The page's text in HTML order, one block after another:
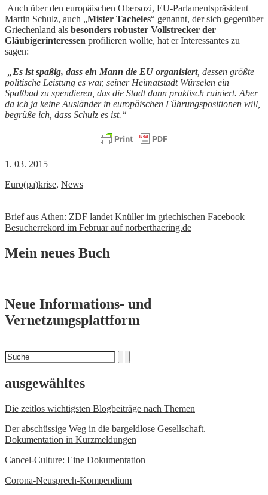
Auch über den europäischen Obersozi, EU-Parlamentspräsident
Martin Schulz, auch „Mister Tacheles“ genannt, der sich gegenüber
Griechenland als besonders robuster Vollstrecker der
Gläubigerinteressen profilieren wollte, hat er Interessantes zu
sagen:
Es ist spaßig, dass ein Mann die EU organisiert, dessen größte
politische Leistung es war, seiner Heimatstadt Würselen ein
Spaßbad zu spendieren, das die Stadt dann praktisch ruiniert. Aber
da ich ja keine Ausländer in europäischen Führungspositionen will,
begrüße ich, dass Schulz es ist.“
1. 03. 2015
Euro(pa)krise, News
Beitrags-
Navigation
Brief aus Athen: ZDF landet Knüller im griechischen Facebook
Besucherrekord im Februar auf norberthaering.de
Mein neues Buch
Neue Informations- und
Vernetzungsplattform
Suchen
nach
ausgewähltes
Die zeitlos wichtigsten Blogbeiträge nach Themen
Der abschüssige Weg in die bargeldlose Gesellschaft.
Dokumentation in Kurzmeldungen
Cancel-Culture: Eine Dokumentation
Corona-Neusprech-Kompendium